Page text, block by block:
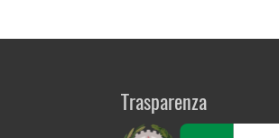
Trasparenza